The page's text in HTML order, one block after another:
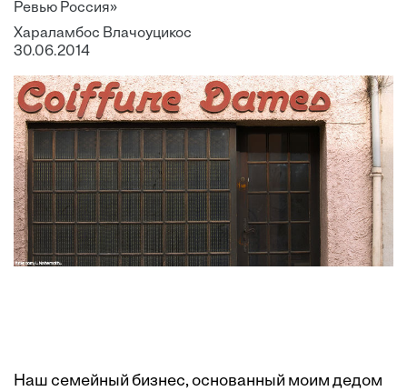
Ревью Россия»
Хараламбос Влачоуцикос
30.06.2014
Наш семейный бизнес, основанный моим дедом